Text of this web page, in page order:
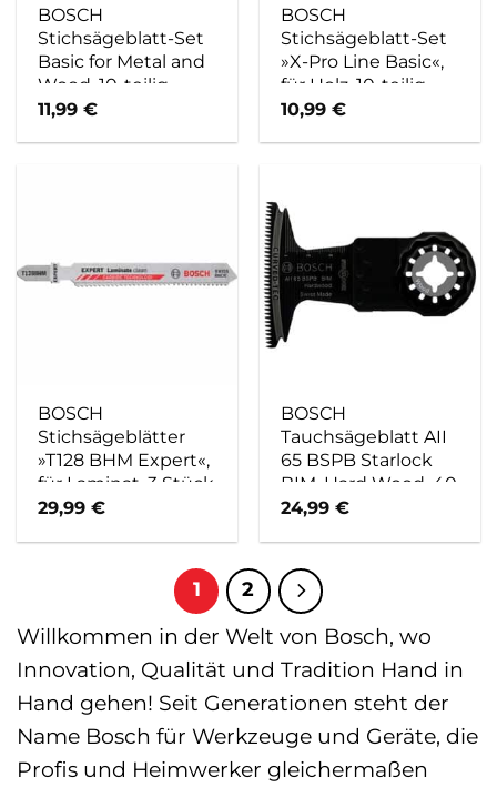
BOSCH
Stichsägeblatt-Set
Basic for Metal and
Wood, 10-teilig
11,99€
BOSCH
Stichsägeblatt-Set
»X-Pro Line Basic«,
für Holz, 10-teilig –
blau
10,99€
BOSCH
Stichsägeblätter
»T128 BHM Expert«,
für Laminat, 3 Stück
– blau
29,99€
BOSCH
Tauchsägeblatt AII
65 BSPB Starlock
BIM, Hard Wood, 40
x 65 mm
24,99€
1 2
Willkommen in der Welt von Bosch, wo
Innovation, Qualität und Tradition Hand in
Hand gehen! Seit Generationen steht der
Name Bosch für Werkzeuge und Geräte, die
Profis und Heimwerker gleichermaßen